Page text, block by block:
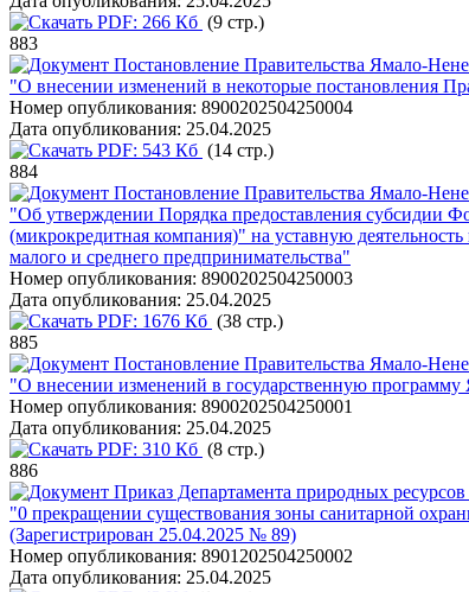
PDF: 266 Кб (9 стр.)
883
Постановление Правительства Ямало-
"О внесении изменений в некоторые постановления
Номер опубликования: 8900202504250004
Дата опубликования: 25.04.2025
PDF: 543 Кб (14 стр.)
884
Постановление Правительства Ямало-
"Об утверждении Порядка предоставления субсидии
(микрокредитная компания)" на уставную
малого и среднего предпринимательства"
Номер опубликования: 8900202504250003
Дата опубликования: 25.04.2025
PDF: 1676 Кб (38 стр.)
885
Постановление Правительства Ямало-
"О внесении изменений в государственную
Номер опубликования: 8900202504250001
Дата опубликования: 25.04.2025
PDF: 310 Кб (8 стр.)
886
Приказ Департамента природных
"0 прекращении существования зоны санитарной
(Зарегистрирован 25.04.2025 № 89)
Номер опубликования: 8901202504250002
Дата опубликования: 25.04.2025